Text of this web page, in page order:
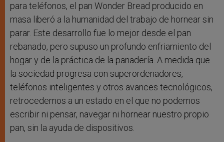
para teléfonos, el pan Wonder Bread producido en
masa liberó a la humanidad del trabajo de hornear sin
parar. Este desarrollo fue lo mejor desde el pan
rebanado, pero supuso un profundo enfriamiento del
hogar y de la práctica de la panadería. A medida que
la sociedad progresa con superordenadores,
teléfonos inteligentes y otros avances tecnológicos,
retrocedemos a un estado en el que no podemos
escribir ni pensar, navegar ni hornear nuestro propio
pan, sin la ayuda de dispositivos.